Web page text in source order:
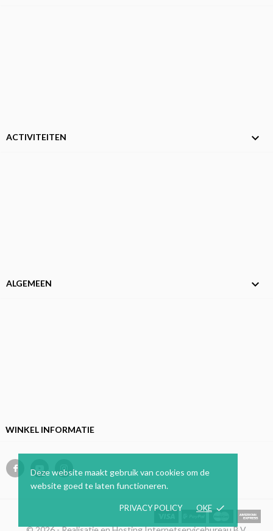
Deze website maakt gebruik van cookies om de
website goed te laten functioneren.
PRIVACY POLICY OKE done
WINKEL INFORMATIE
ACTIVITEITEN 
ALGEMEEN 